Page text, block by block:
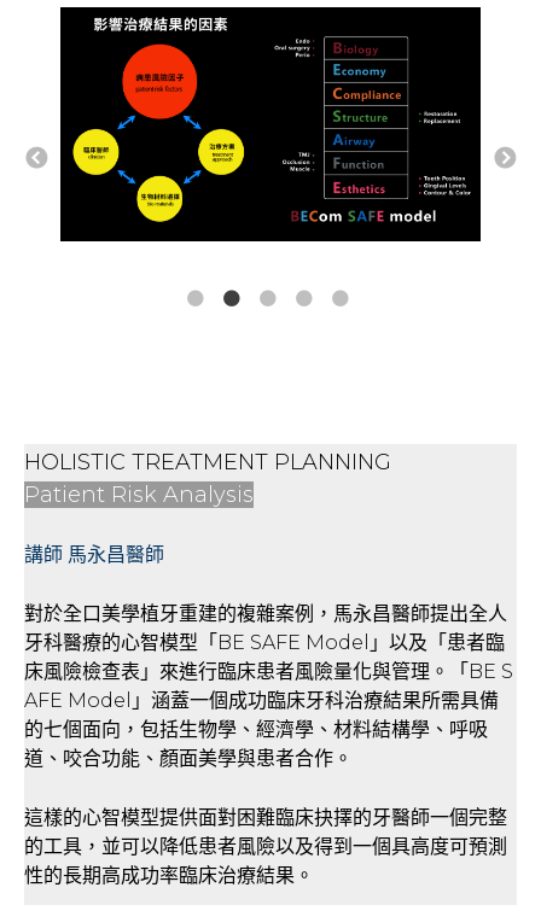
HOLISTIC TREATMENT PLANNING
Patient Risk Analysis
講師 馬永昌醫師
對於全口美學植牙重建的複雜案例，馬永昌醫師提出全人
牙科醫療的心智模型「BE SAFE Model」以及「患者臨
床風險檢查表」來進行臨床患者風險量化與管理。「BE S
AFE Model」涵蓋一個成功臨床牙科治療結果所需具備
的七個面向，包括生物學、經濟學、材料結構學、呼吸
道、咬合功能、顏面美學與患者合作。
這樣的心智模型提供面對困難臨床抉擇的牙醫師一個完整
的工具，並可以降低患者風險以及得到一個具高度可預測
性的長期高成功率臨床治療結果。